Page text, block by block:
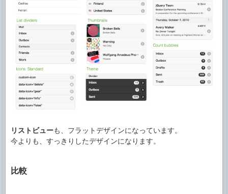
リストビューも、フラットデザインになっています。
今よりも、すっきりしたデザインになります。
比較